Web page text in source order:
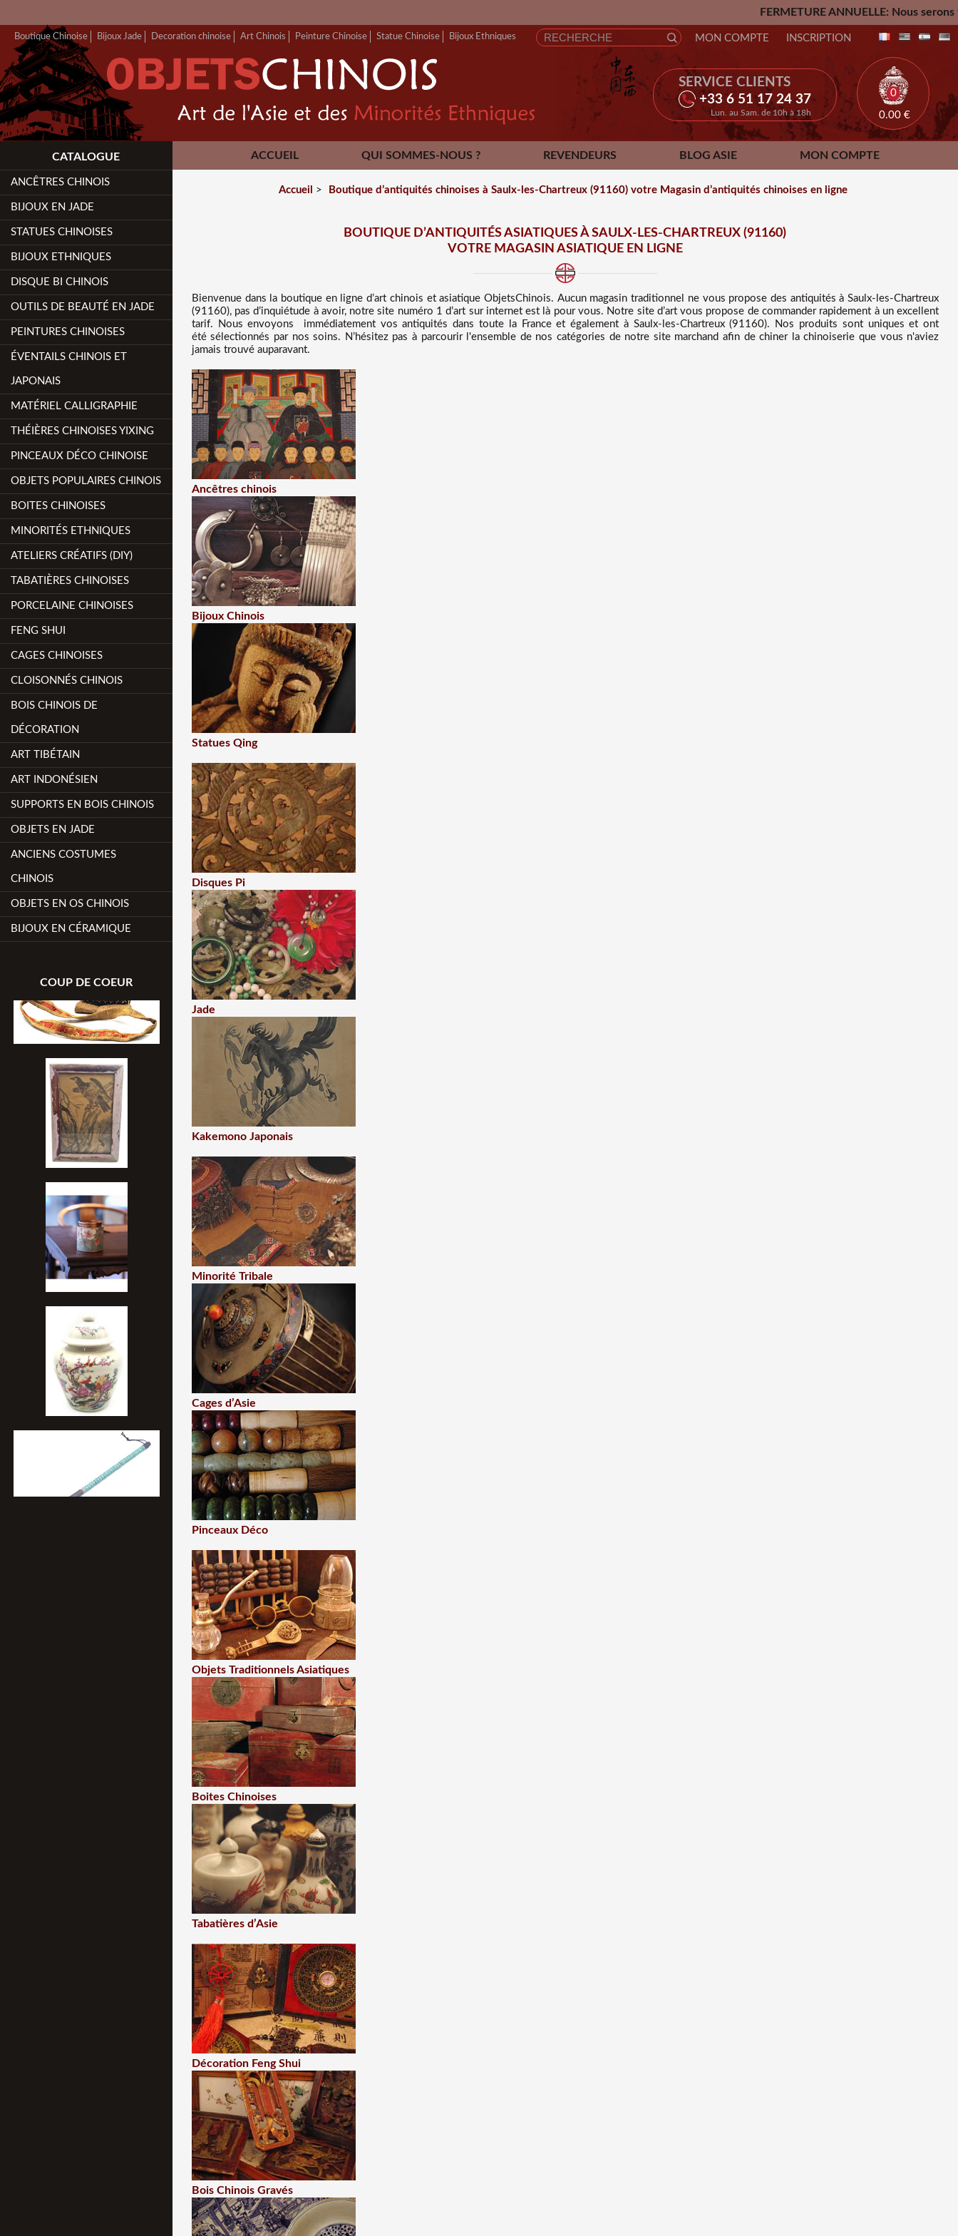
FERMETURE ANNUELLE: Nous serons fermés du
Boutique Chinoise Bijoux Jade Decoration chinoise Art Chinois Peinture Chinoise Statue Chinoise Bijoux Ethniques
SERVICE CLIENTS
+33 6 51 17 24 37
Lun. au Sam. de 10h à 18h
MON COMPTE INSCRIPTION
0
0.00 €
ACCUEIL QUI SOMMES-NOUS ? REVENDEURS BLOG ASIE MON COMPTE
CONTACT
CATALOGUE
ANCÊTRES CHINOIS
BIJOUX EN JADE
STATUES CHINOISES
BIJOUX ETHNIQUES
DISQUE BI CHINOIS
OUTILS DE BEAUTÉ EN JADE
PEINTURES CHINOISES
ÉVENTAILS CHINOIS ET
JAPONAIS
MATÉRIEL CALLIGRAPHIE
THÉIÈRES CHINOISES YIXING
PINCEAUX DÉCO CHINOISE
OBJETS POPULAIRES CHINOIS
BOITES CHINOISES
MINORITÉS ETHNIQUES
ATELIERS CRÉATIFS (DIY)
TABATIÈRES CHINOISES
PORCELAINE CHINOISES
FENG SHUI
CAGES CHINOISES
CLOISONNÉS CHINOIS
BOIS CHINOIS DE
DÉCORATION
ART TIBÉTAIN
ART INDONÉSIEN
SUPPORTS EN BOIS CHINOIS
OBJETS EN JADE
ANCIENS COSTUMES
CHINOIS
OBJETS EN OS CHINOIS
BIJOUX EN CÉRAMIQUE
COUP DE COEUR
Accueil > Boutique d’antiquités chinoises à Saulx-les-Chartreux (91160) votre Magasin d’antiquités chinoises en ligne
BOUTIQUE D’ANTIQUITÉS ASIATIQUES À SAULX-LES-CHARTREUX (91160)
VOTRE MAGASIN ASIATIQUE EN LIGNE
Bienvenue dans la boutique en ligne d’art chinois et asiatique ObjetsChinois. Aucun magasin traditionnel ne vous propose des antiquités à Saulx-les-Chartreux
(91160), pas d’inquiétude à avoir, notre site numéro 1 d’art sur internet est là pour vous. Notre site d’art vous propose de commander rapidement à un excellent
tarif. Nousenvoyons immédiatement vos antiquités dans toute la France et également à Saulx-les-Chartreux (91160). Nos produits sont uniques et ont
été sélectionnés par nos soins. N’hésitez pas à parcourir l'ensemble de nos catégories de notre site marchand afin de chiner la chinoiserie que vous n'aviez
jamais trouvé auparavant.
Ancêtres chinois
Bijoux Chinois
Statues Qing
Disques Pi
Jade
Kakemono Japonais
Minorité Tribale
Cages d’Asie
Pinceaux Déco
Objets Traditionnels Asiatiques
Boites Chinoises
Tabatières d’Asie
Décoration Feng Shui
Bois Chinois Gravés